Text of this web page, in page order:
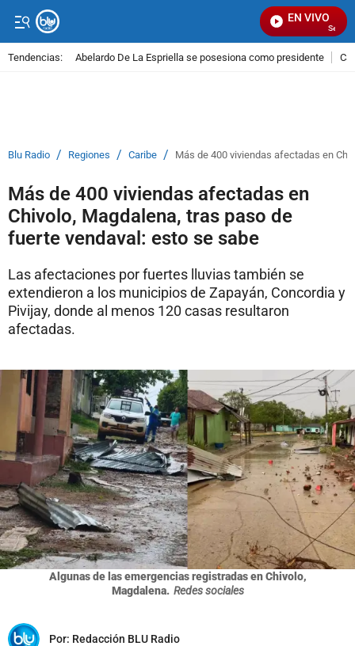
EN VIVO
Señal
Tendencias: Abelardo De La Espriella se posesiona como presidente
Blu Radio / Regiones / Caribe / Más de 400 viviendas afectadas en
Más de 400 viviendas afectadas en
Chivolo, Magdalena, tras paso de
fuerte vendaval: esto se sabe
Las afectaciones por fuertes lluvias también se
extendieron a los municipios de Zapayán, Concordia y
Pivijay, donde al menos 120 casas resultaron
afectadas.
Algunas de las emergencias registradas en Chivolo,
Magdalena. Redes sociales
Por: Redacción BLU Radio